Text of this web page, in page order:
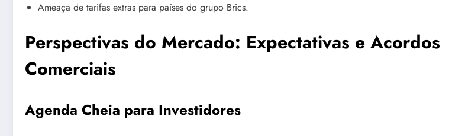
Ameaça de tarifas extras para países do grupo Brics.
Perspectivas do Mercado: Expectativas e Acordos
Comerciais
Agenda Cheia para Investidores